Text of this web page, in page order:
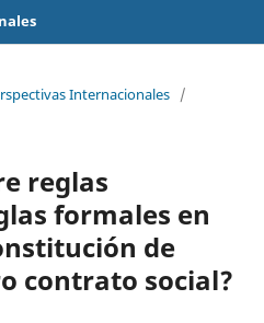
Internacionales /
reglas
formales en
de
contrato social?